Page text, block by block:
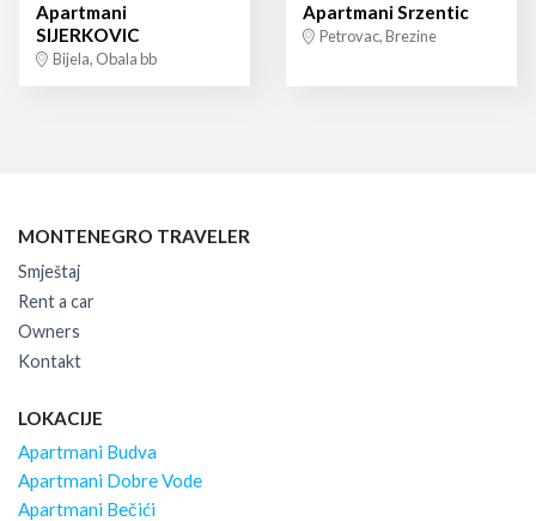
Apartmani
SIJERKOVIC
Bijela, Obala bb
Apartmani Srzentic
Petrovac, Brezine
MONTENEGRO TRAVELER
Smještaj
Rent a car
Owners
Kontakt
LOKACIJE
Apartmani Budva
Apartmani Dobre Vode
Apartmani Bečići